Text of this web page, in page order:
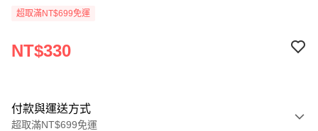
超取滿NT$699免運
NT$330
付款與運送方式
超取滿NT$699免運